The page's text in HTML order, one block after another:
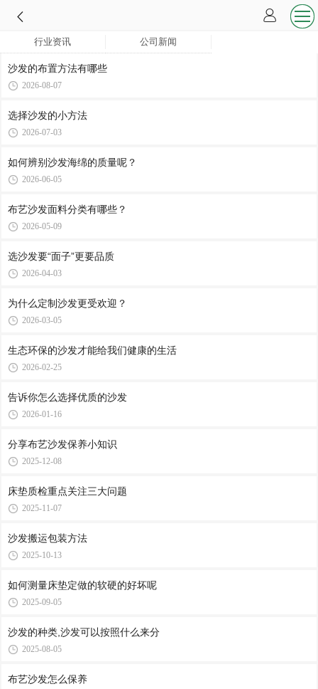
行业资讯 公司新闻
沙发的布置方法有哪些
2026-08-07
选择沙发的小方法
2026-07-03
如何辨别沙发海绵的质量呢？
2026-06-05
布艺沙发面料分类有哪些？
2026-05-09
选沙发要“面子”更要品质
2026-04-03
为什么定制沙发更受欢迎？
2026-03-05
生态环保的沙发才能给我们健康的生活
2026-02-25
告诉你怎么选择优质的沙发
2026-01-16
分享布艺沙发保养小知识
2025-12-08
床垫质检重点关注三大问题
2025-11-07
沙发搬运包装方法
2025-10-13
如何测量床垫定做的软硬的好坏呢
2025-09-05
沙发的种类,沙发可以按照什么来分
2025-08-05
布艺沙发怎么保养